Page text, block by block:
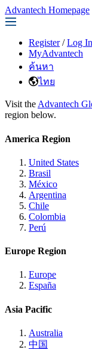
Advantech Homepage
Register / Log In
MyAdvantech
ค้นหา
ไทย
Visit the Advantech
region below.
America Region
United States
Brasil
México
Argentina
Chile
Colombia
Perú
Europe Region
Europe
España
Asia Pacific
Australia
中国